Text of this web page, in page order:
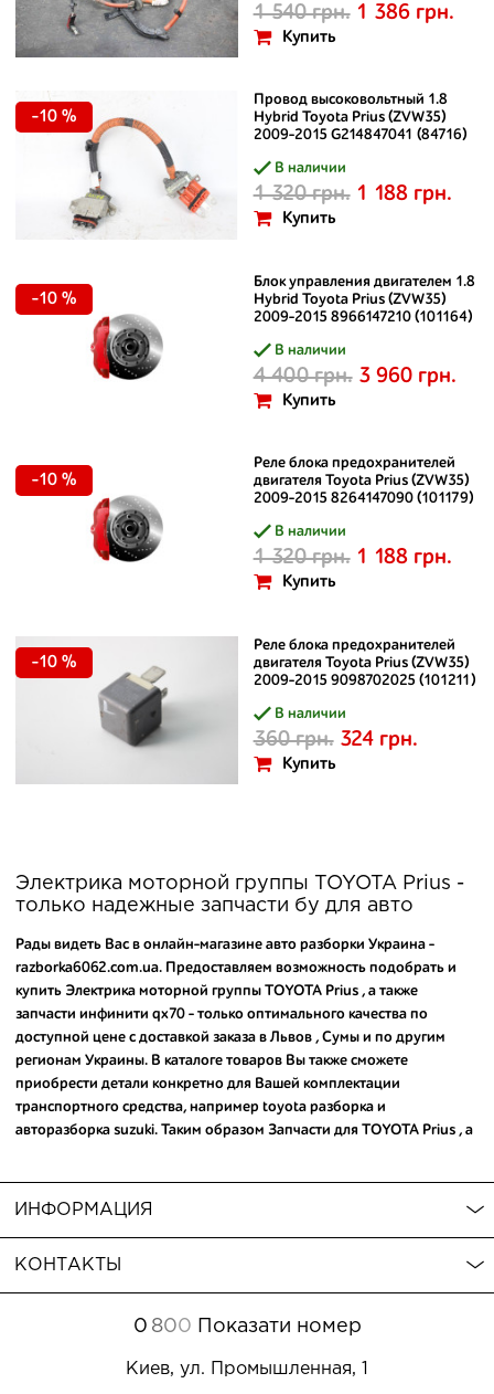
1 540 грн. 1 386 грн.
Купить
Провод высоковольтный 1.8
Hybrid Toyota Prius (ZVW35)
2009-2015 G214847041 (84716)
В наличии
1 320 грн. 1 188 грн.
Купить
-10 %
Блок управления двигателем 1.8
Hybrid Toyota Prius (ZVW35)
2009-2015 8966147210 (101164)
В наличии
4 400 грн. 3 960 грн.
Купить
-10 %
Реле блока предохранителей
двигателя Toyota Prius (ZVW35)
2009-2015 8264147090 (101179)
В наличии
1 320 грн. 1 188 грн.
Купить
-10 %
Реле блока предохранителей
двигателя Toyota Prius (ZVW35)
2009-2015 9098702025 (101211)
В наличии
360 грн. 324 грн.
Купить
-10 %
Электрика моторной группы TOYOTA Prius -
только надежные запчасти бу для авто
Рады видеть Вас в онлайн-магазине авто разборки Украина -
razborka6062.com.ua. Предоставляем возможность подобрать и
купить Электрика моторной группы TOYOTA Prius , а также
запчасти инфинити qx70 - только оптимального качества по
доступной цене с доставкой заказа в Львов , Сумы и по другим
регионам Украины. В каталоге товаров Вы также сможете
приобрести детали конкретно для Вашей комплектации
транспортного средства, например toyota разборка и
авторазборка suzuki. Таким образом Запчасти для TOYOTA Prius , а
нашего магазина можно
, которые обеспечат долгий срок службы. Мы с
ИНФОРМАЦИЯ
КОНТАКТЫ
0 800 Показати номер
Киев, ул. Промышленная, 1